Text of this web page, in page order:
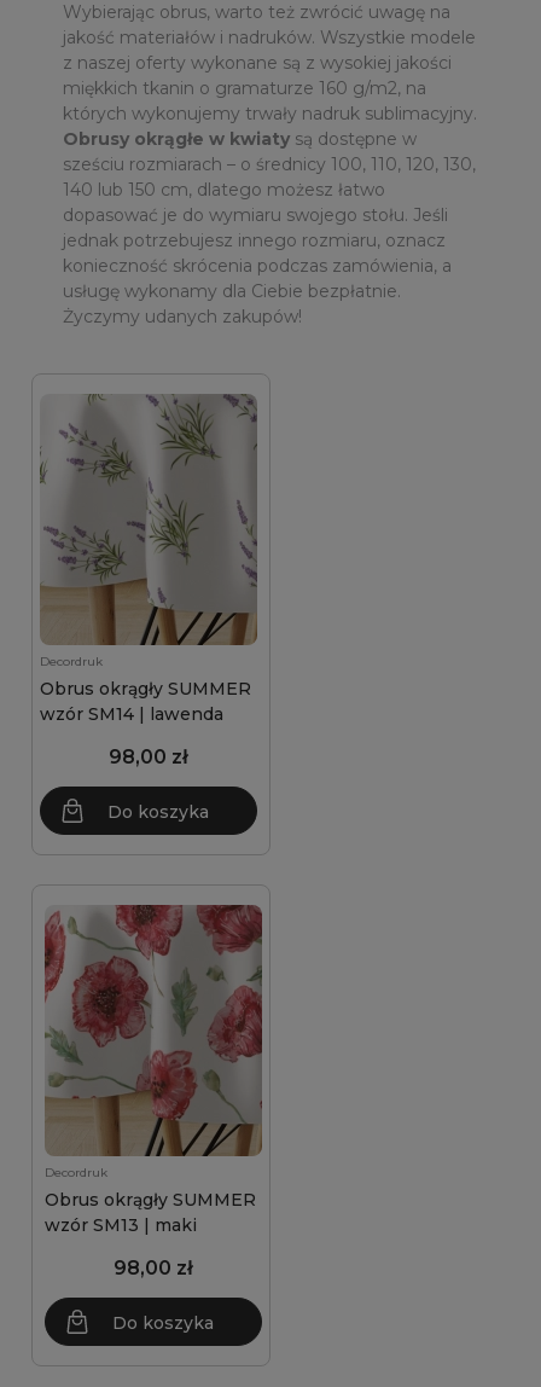
Wybierając obrus, warto też zwrócić uwagę na
jakość materiałów i nadruków. Wszystkie modele
z naszej oferty wykonane są z wysokiej jakości
miękkich tkanin o gramaturze 160 g/m2, na
których wykonujemy trwały nadruk sublimacyjny.
Obrusy okrągłe w kwiaty są dostępne w
sześciu rozmiarach – o średnicy 100, 110, 120, 130,
140 lub 150 cm, dlatego możesz łatwo
dopasować je do wymiaru swojego stołu. Jeśli
jednak potrzebujesz innego rozmiaru, oznacz
konieczność skrócenia podczas zamówienia, a
usługę wykonamy dla Ciebie bezpłatnie.
Życzymy udanych zakupów!
Decordruk
Obrus okrągły SUMMER
wzór SM14 | lawenda
98,00 zł
Do koszyka
Decordruk
Obrus okrągły SUMMER
wzór SM13 | maki
98,00 zł
Do koszyka